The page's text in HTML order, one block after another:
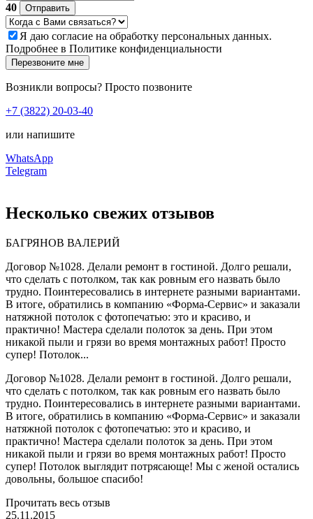
40
Отправить
Я даю согласие на обработку персональных данных.
Подробнее в Политике конфиденциальности
Перезвоните мне
Возникли вопросы? Просто позвоните
+7 (3822) 20-03-40
или напишите
WhatsApp
Telegram
Несколько свежих отзывов
БАГРЯНОВ ВАЛЕРИЙ
Договор №1028. Делали ремонт в гостиной. Долго решали,
что сделать с потолком, так как ровным его назвать было
трудно. Поинтересовались в интернете разными вариантами.
В итоге, обратились в компанию «Форма-Сервис» и заказали
натяжной потолок с фотопечатью: это и красиво, и
практично! Мастера сделали полоток за день. При этом
никакой пыли и грязи во время монтажных работ! Просто
супер! Потолок...
Договор №1028. Делали ремонт в гостиной. Долго решали,
что сделать с потолком, так как ровным его назвать было
трудно. Поинтересовались в интернете разными вариантами.
В итоге, обратились в компанию «Форма-Сервис» и заказали
натяжной потолок с фотопечатью: это и красиво, и
практично! Мастера сделали полоток за день. При этом
никакой пыли и грязи во время монтажных работ! Просто
супер! Потолок выглядит потрясающе! Мы с женой остались
довольны, большое спасибо!
Прочитать весь отзыв
25.11.2015